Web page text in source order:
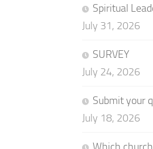
Spiritual
July 31, 2026
SURVEY
July 24, 2026
Submit your
July 18, 2026